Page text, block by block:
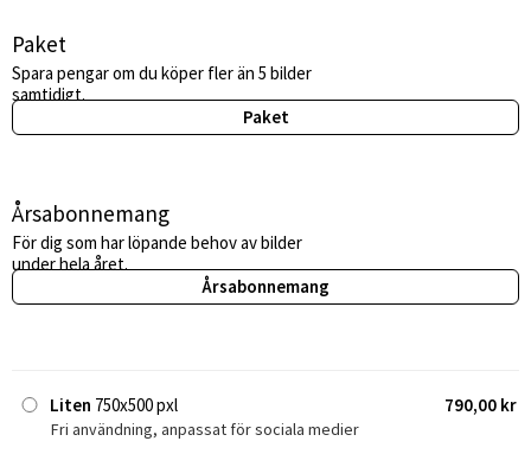
Paket
Spara pengar om du köper fler än 5 bilder
samtidigt.
Paket
Årsabonnemang
För dig som har löpande behov av bilder
under hela året.
Årsabonnemang
Liten 750x500 pxl 790,00 kr
Fri användning, anpassat för sociala medier